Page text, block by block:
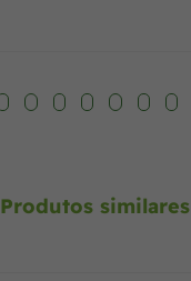
Produtos similares